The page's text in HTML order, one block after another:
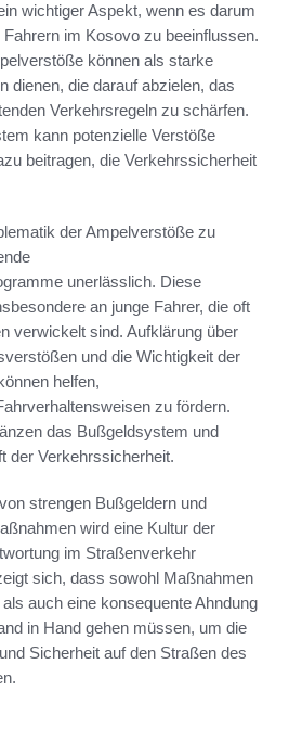
wichtiger Aspekt, wenn es darum
im Kosovo zu beeinflussen.
können als starke
dienen, die darauf abzielen, das
Verkehrsregeln zu schärfen.
kann potenzielle Verstöße
beitragen, die Verkehrssicherheit
der Ampelverstöße zu
unerlässlich. Diese
an junge Fahrer, die oft
verwickelt sind. Aufklärung über
und die Wichtigkeit der
helfen,
zu fördern.
das Bußgeldsystem und
der Verkehrssicherheit.
strengen Bußgeldern und
wird eine Kultur der
im Straßenverkehr
sich, dass sowohl Maßnahmen
auch eine konsequente Ahndung
in Hand gehen müssen, um die
Sicherheit auf den Straßen des